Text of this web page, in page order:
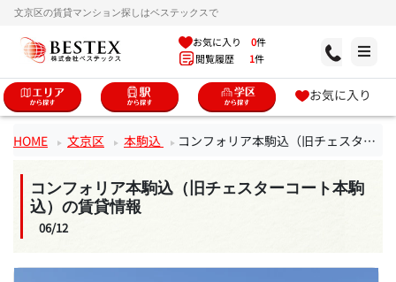
文京区の賃貸マンション探しはベステックスで
お気に入り 0件
閲覧履歴 1件
お気に入り
HOME 文京区 本駒込 コンフォリア本駒込（旧チェスターコート本駒込）
コンフォリア本駒込（旧チェスターコート本駒
込）の賃貸情報
06/12